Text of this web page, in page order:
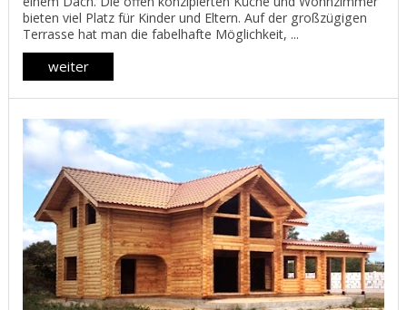
bieten viel Platz für Kinder und Eltern. Auf der großzügigen
Terrasse hat man die fabelhafte Möglichkeit, ...
weiter